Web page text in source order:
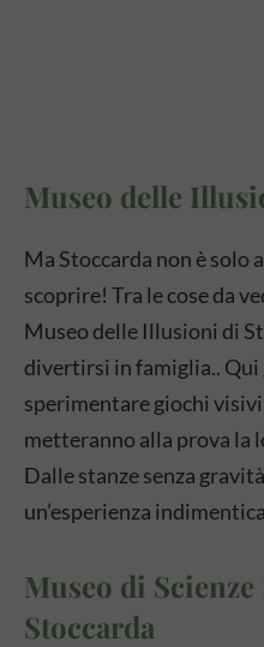
Museo delle
Ma Stoccarda non è solo
scoprire! Tra le cose da
Museo delle Illusioni di
divertirsi in famiglia..
sperimentare giochi
metteranno alla prova la
Dalle stanze senza
un’esperienza
Museo di
Stoccarda